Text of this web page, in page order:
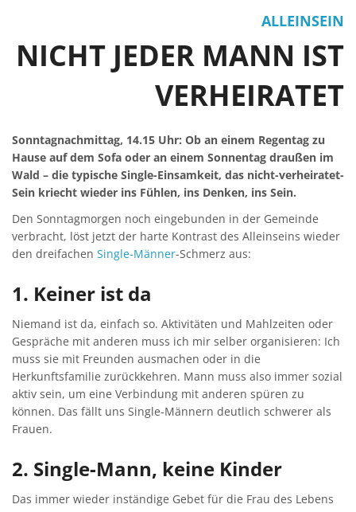
ALLEINSEIN
NICHT JEDER MANN IST
VERHEIRATET
Sonntagnachmittag, 14.15 Uhr: Ob an einem Regentag zu
Hause auf dem Sofa oder an einem Sonnentag draußen im
Wald – die typische Single-Einsamkeit, das nicht-verheiratet-
Sein kriecht wieder ins Fühlen, ins Denken, ins Sein.
Den Sonntagmorgen noch eingebunden in der Gemeinde
verbracht, löst jetzt der harte Kontrast des Alleinseins wieder
den dreifachen Single-Männer-Schmerz aus:
1. Keiner ist da
Niemand ist da, einfach so. Aktivitäten und Mahlzeiten oder
Gespräche mit anderen muss ich mir selber organisieren: Ich
muss sie mit Freunden ausmachen oder in die
Herkunftsfamilie zurückkehren. Mann muss also immer sozial
aktiv sein, um eine Verbindung mit anderen spüren zu
können. Das fällt uns Single-Männern deutlich schwerer als
Frauen.
2. Single-Mann, keine Kinder
Das immer wieder inständige Gebet für die Frau des Lebens